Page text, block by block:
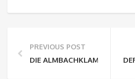
PREVIOUS POST
DIE ALMBACHKLAMM BEI